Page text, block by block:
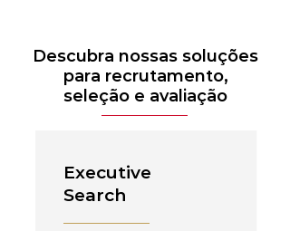
Descubra nossas soluções
para recrutamento,
seleção e avaliação
Executive
Search